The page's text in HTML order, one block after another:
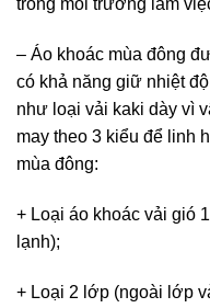
trong môi trường làm
– Áo khoác mùa đông
có khả năng giữ nhiệt
như loại vải kaki dày vì
may theo 3 kiểu để linh
mùa đông:
+ Loại áo khoác vải gió
lạnh);
+ Loại 2 lớp (ngoài lớp